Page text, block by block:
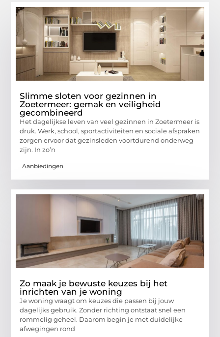
Slimme sloten voor gezinnen in
Zoetermeer: gemak en veiligheid
gecombineerd
Het dagelijkse leven van veel gezinnen in Zoetermeer is
druk. Werk, school, sportactiviteiten en sociale afspraken
zorgen ervoor dat gezinsleden voortdurend onderweg
zijn. In zo’n
Aanbiedingen
Zo maak je bewuste keuzes bij het
inrichten van je woning
Je woning vraagt om keuzes die passen bij jouw
dagelijks gebruik. Zonder richting ontstaat snel een
rommelig geheel. Daarom begin je met duidelijke
afwegingen rond